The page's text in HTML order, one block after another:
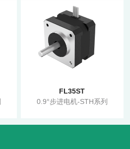
FL35ST
0.9°步进电机-STH系列